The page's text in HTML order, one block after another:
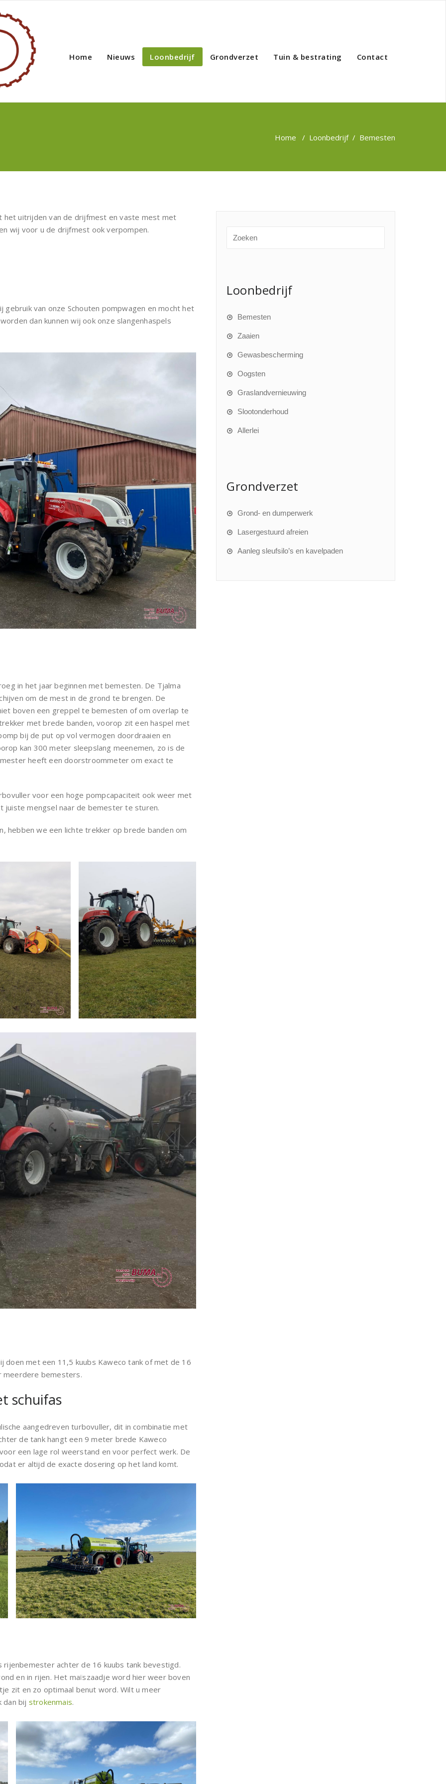
Home Nieuws Loonbedrijf Grondverzet Tuin & bestrating Contact
Home / Loonbedrijf/ Bemesten
het uitrijden van de drijfmest en vaste mest met
wij voor u de drijfmest ook verpompen.
van onze Schouten pompwagen en mocht het
dan kunnen wij ook onze slangenhaspels
in het jaar beginnen met bemesten. De Tjalma
om de mest in de grond te brengen. De
boven een greppel te bemesten of om overlap te
met brede banden, voorop zit een haspel met
bij de put op vol vermogen doordraaien en
kan 300 meter sleepslang meenemen, zo is de
heeft een doorstroommeter om exact te
voor een hoge pompcapaciteit ook weer met
mengsel naar de bemester te sturen.
hebben we een lichte trekker op brede banden om
met een 11,5 kuubs Kaweco tank of met de 16
meerdere bemesters.
schuifas
aangedreven turbovuller, dit in combinatie met
de tank hangt een 9 meter brede Kaweco
een lage rol weerstand en voor perfect werk. De
er altijd de exacte dosering op het land komt.
achter de 16 kuubs tank bevestigd.
en in rijen. Het maïszaadje word hier weer boven
zit en zo optimaal benut word. Wilt u meer
dan bij strokenmais.
Loonbedrijf
Bemesten
Zaaien
Gewasbescherming
Oogsten
Graslandvernieuwing
Slootonderhoud
Allerlei
Grondverzet
Grond- en dumperwerk
Lasergestuurd afreien
Aanleg sleufsilo’s en kavelpaden